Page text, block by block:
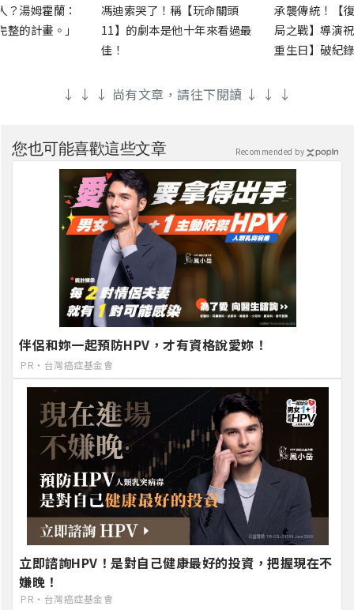
？湯姆霍蘭：
的計畫。」
馮迪索哭了！稱【玩命關頭
11】的劇本是他十年來看過最
佳！
承襲傳統！【
局之戰】導演
重生日】破紀
↓ ↓ ↓ 尚有文章，請往下閱讀 ↓ ↓ ↓
您也可能喜歡這些文章
伴侶和妳一起預防HPV，才有資格說愛妳！
PR・台灣癌症基金會
立即諮詢HPV！是對自己健康最好的投資，把握現在不
嫌晚！
PR・台灣癌症基金會
Recommended by